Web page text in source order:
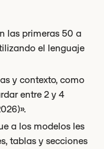
las primeras 50 a
el lenguaje
y contexto, como
entre 2 y 4
a los modelos les
tablas y secciones